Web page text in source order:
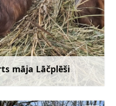
māja Lāčplēši
Uzzināt vairāk